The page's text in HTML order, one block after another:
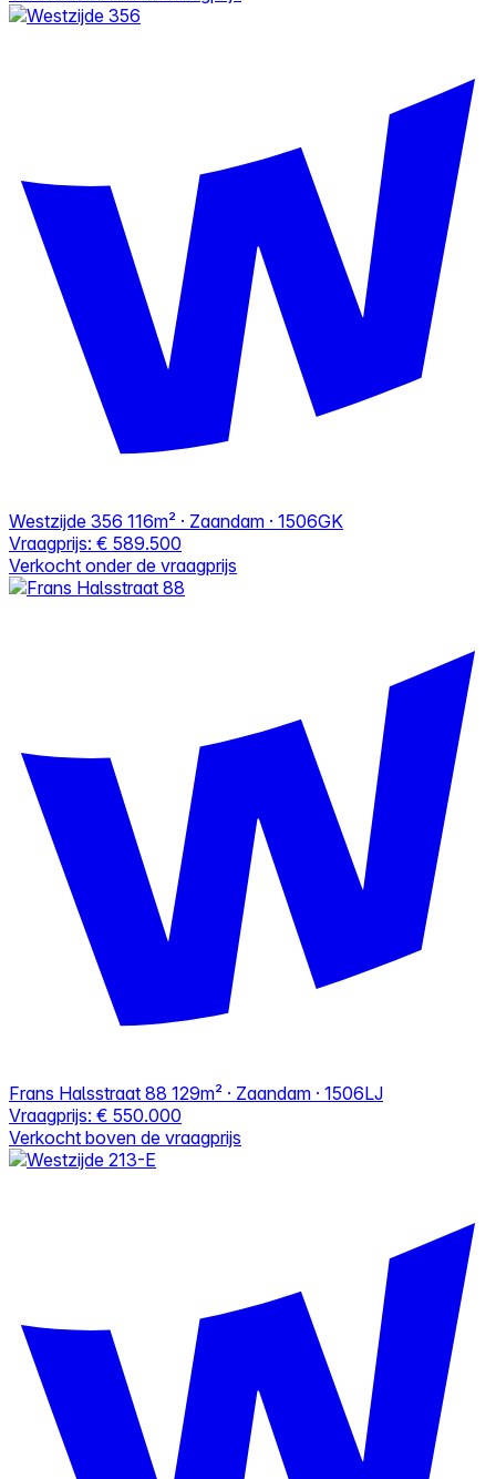
Westzijde 356 116m² · Zaandam · 1506GK
Vraagprijs: € 589.500
Verkocht onder de vraagprijs
Frans Halsstraat 88 129m² · Zaandam · 1506LJ
Vraagprijs: € 550.000
Verkocht boven de vraagprijs